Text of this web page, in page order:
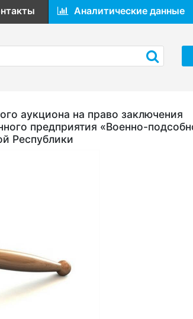
Аналитические данные
аукциона на право заключения
предприятия «Военно-
Республики